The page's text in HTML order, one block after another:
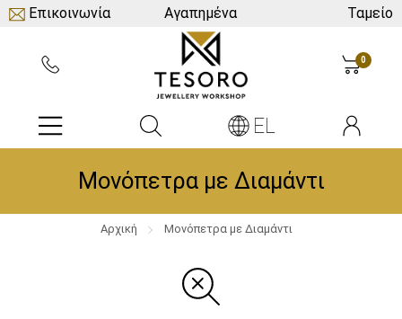
Επικοινωνία Αγαπημένα Ταμείο
0
EL
Μονόπετρα με Διαμάντι
Αρχική Μονόπετρα με Διαμάντι